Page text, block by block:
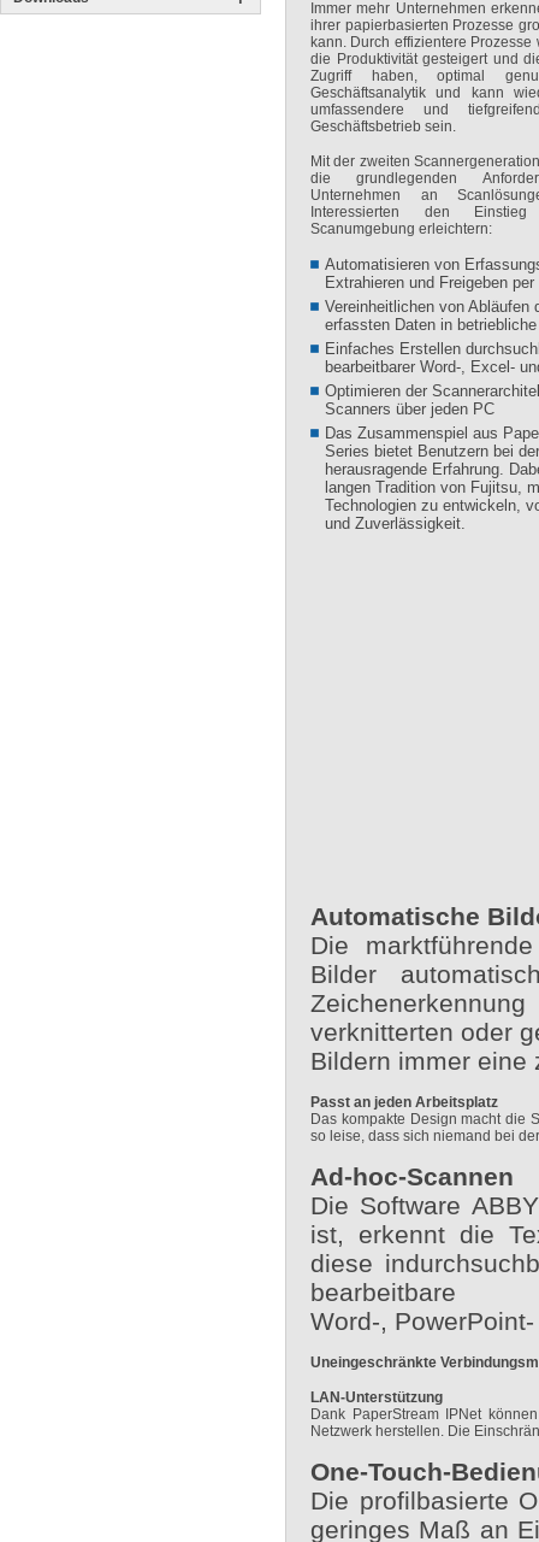
Immer mehr Unternehmen
ihrer papierbasierten Prozesse
kann. Durch effizientere
die Produktivität gesteigert und
Zugriff haben, optimal
Geschäftsanalytik und kann
umfassendere und
Geschäftsbetrieb sein.
Mit der zweiten
die grundlegenden
Unternehmen an
Interessierten den
Scanumgebung erleichtern:
Automatisieren von
Extrahieren und Freigeben
Vereinheitlichen von Abläufen
erfassten Daten in
Einfaches Erstellen
bearbeitbarer Word-, Excel-
Optimieren der
Scanners über jeden PC
Das Zusammenspiel aus
Series bietet Benutzern bei
herausragende Erfahrung.
langen Tradition von Fujitsu,
Technologien zu entwickeln,
und Zuverlässigkeit.
Automatische
Die
Bilder
verknitterten oder
Bildern immer eine
Passt an jeden Arbeitsplatz
Das kompakte Design macht die
so leise, dass sich niemand bei
Ad-hoc-Scannen
Die Software
ist, erkennt die
diese
bearbeitbare
Word-,
Uneingeschränkte
LAN-Unterstützung
Dank PaperStream IPNet
Netzwerk herstellen. Die
One-Touch-
Die profilbasierte
geringes Maß an